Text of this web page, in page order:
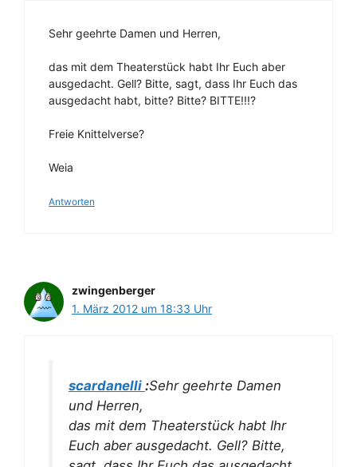
Sehr geehrte Damen und Herren,
das mit dem Theaterstück habt Ihr Euch aber
ausgedacht. Gell? Bitte, sagt, dass Ihr Euch das
ausgedacht habt, bitte? Bitte? BITTE!!!?
Freie Knittelverse?
Weia
Antworten
zwingenberger
1. März 2012 um 18:33 Uhr
scardanelli :Sehr geehrte Damen
und Herren,
das mit dem Theaterstück habt Ihr
Euch aber ausgedacht. Gell? Bitte,